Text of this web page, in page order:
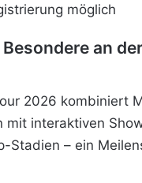
möglich
an
2026 kombiniert
mit interaktiven
Stadien – ein